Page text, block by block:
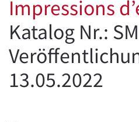
Impressions
Katalog Nr.:
13.05.2022